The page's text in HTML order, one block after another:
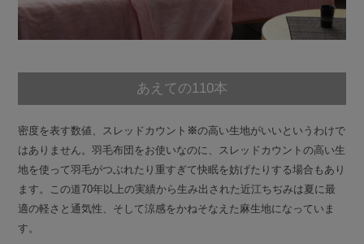
あえての110本
密度を表す数値、スレッドカウント ※の高い生地がいいというわけで
はありません。羽毛布団をお使いなのに、スレッドカウントの高い生
地を使って羽毛がつぶれたり重すぎて快眠を妨げたりする場合もあり
ます。この道70年以上の実績から生み出された近江ちぢみは夏に最
適の軽さと通気性、そして涼感をかねそなえた麻生地になっていま
す。